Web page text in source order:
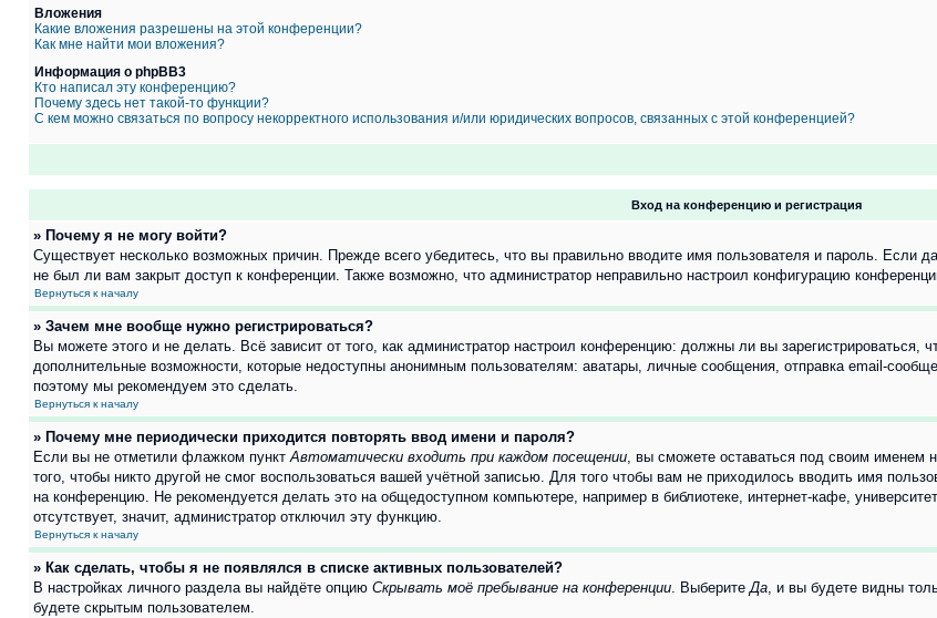
Вложения
Какие вложения разрешены на этой конференции?
Как мне найти мои вложения?
Информация о phpBB3
Кто написал эту конференцию?
Почему здесь нет такой-то функции?
С кем можно связаться по вопросу некорректного использования и/или юридических вопросов, связанных с этой конференцией?
Вход на конференцию и регистрация
» Почему я не могу войти?
Существует несколько возможных причин. Прежде всего убедитесь, что вы правильно вводите имя пользователя и пароль. Если
не был ли вам закрыт доступ к конференции. Также возможно, что администратор неправильно настроил конфигурацию
Вернуться к началу
» Зачем мне вообще нужно регистрироваться?
Вы можете этого и не делать. Всё зависит от того, как администратор настроил конференцию: должны ли вы
дополнительные возможности, которые недоступны анонимным пользователям: аватары, личные сообщения, отправка email-
поэтому мы рекомендуем это сделать.
Вернуться к началу
» Почему мне периодически приходится повторять ввод имени и пароля?
Если вы не отметили флажком пунктАвтоматически входить при каждом посещении, вы сможете оставаться под своим именем
того, чтобы никто другой не смог воспользоваться вашей учётной записью. Для того чтобы вам не приходилось вводить имя
на конференцию. Не рекомендуется делать это на общедоступном компьютере, например в библиотеке, интернет-кафе,
отсутствует, значит, администратор отключил эту функцию.
Вернуться к началу
» Как сделать, чтобы я не появлялся в списке активных пользователей?
В настройках личного раздела вы найдёте опцию Скрывать моё пребывание на конференции. ВыберитеДа, и вы будете видны
будете скрытым пользователем.